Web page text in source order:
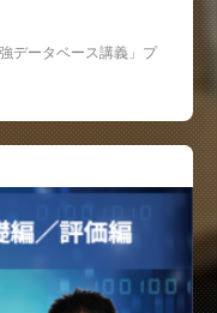
データベース講義」プ